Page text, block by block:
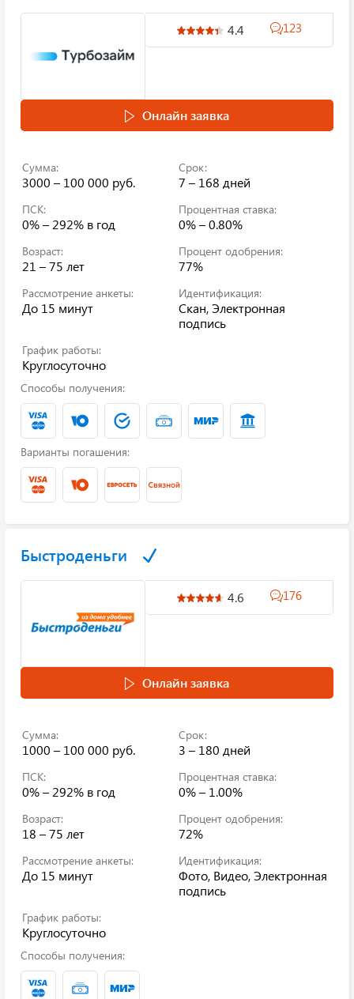
4.4 123
Онлайн заявка
Сумма:
3000 – 100 000 руб.
Срок:
7 – 168 дней
ПСК:
0% – 292% в год
Процентная ставка:
0% – 0.80%
Возраст:
21 – 75 лет
Процент одобрения:
77%
Рассмотрение анкеты:
До 15 минут
Идентификация:
Скан, Электронная
подпись
График работы:
Круглосуточно
Способы получения:
Варианты погашения:
Быстроденьги
4.6 176
Онлайн заявка
Сумма:
1000 – 100 000 руб.
Срок:
3 – 180 дней
ПСК:
0% – 292% в год
Процентная ставка:
0% – 1.00%
Возраст:
18 – 75 лет
Процент одобрения:
72%
Рассмотрение анкеты:
До 15 минут
Идентификация:
Фото, Видео, Электронная
подпись
График работы:
Круглосуточно
Способы получения: